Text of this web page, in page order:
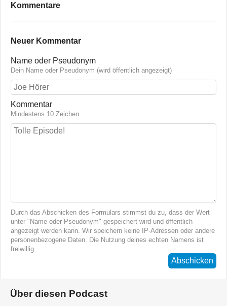
Kommentare
Neuer Kommentar
Name oder Pseudonym
Dein Name oder Pseudonym (wird öffentlich angezeigt)
Kommentar
Mindestens 10 Zeichen
Durch das Abschicken des Formulars stimmst du zu, dass der Wert
unter "Name oder Pseudonym" gespeichert wird und öffentlich
angezeigt werden kann. Wir speichern keine IP-Adressen oder andere
personenbezogene Daten. Die Nutzung deines echten Namens ist
freiwillig.
Abschicken
Über diesen Podcast